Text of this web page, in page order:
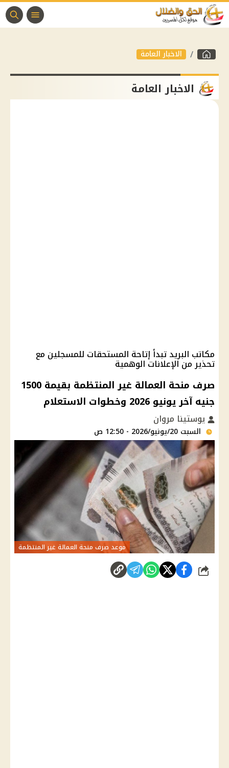
الاخبار العامة
الاخبار العامة
مكاتب البريد تبدأ إتاحة المستحقات للمسجلين مع
تحذير من الإعلانات الوهمية
صرف منحة العمالة غير المنتظمة بقيمة 1500
جنيه آخر يونيو 2026 وخطوات الاستعلام
يوستينا مروان
السبت 20/يونيو/2026 - 12:50 ص
موعد صرف منحة العمالة غير المنتظمة
شارك